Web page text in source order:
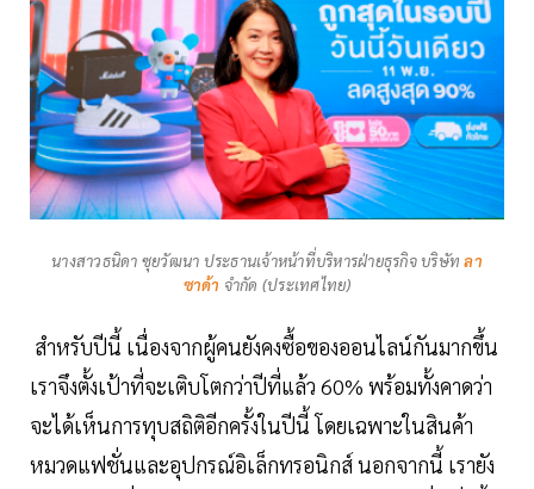
นางสาวธนิดา ซุยวัฒนา ประธานเจ้าหน้าที่บริหารฝ่ายธุรกิจ บริษัท ลา
ซาด้า จำกัด (ประเทศไทย)
สำหรับปีนี้ เนื่องจากผู้คนยังคงซื้อของออนไลน์กันมากขึ้น
เราจึงตั้งเป้าที่จะเติบโตกว่าปีที่แล้ว 60% พร้อมทั้งคาดว่า
จะได้เห็นการทุบสถิติอีกครั้งในปีนี้ โดยเฉพาะในสินค้า
หมวดแฟชั่นและอุปกรณ์อิเล็กทรอนิกส์ นอกจากนี้ เรายัง